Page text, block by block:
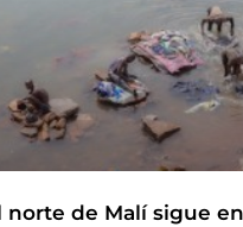
norte de Malí sigue